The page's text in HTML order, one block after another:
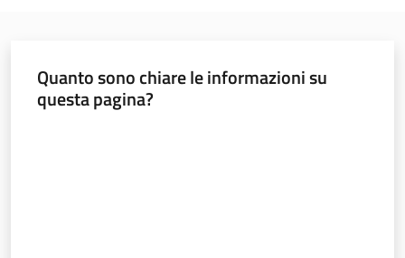
Quanto sono chiare le informazioni su
questa pagina?